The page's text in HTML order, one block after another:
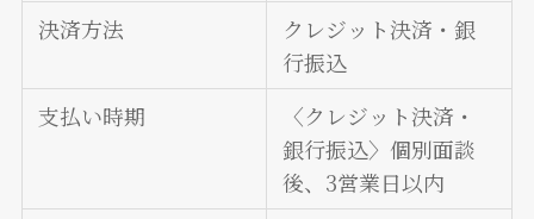
決済方法
クレジット決済・銀
行振込
支払い時期
〈クレジット決済・
銀行振込〉個別面談
後、3営業日以内